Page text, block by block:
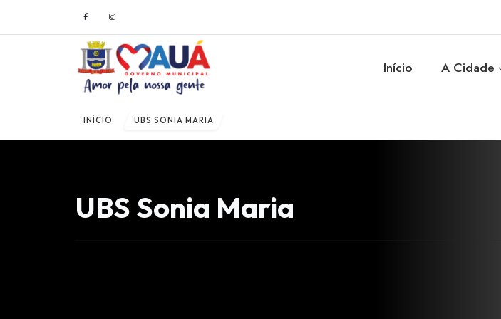
Início A Cidade
INÍCIO UBS SONIA MARIA
UBS Sonia Maria